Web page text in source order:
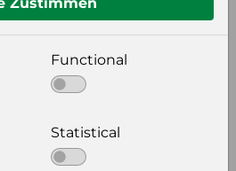
für Ihr Bild aus
Functional
Statistical